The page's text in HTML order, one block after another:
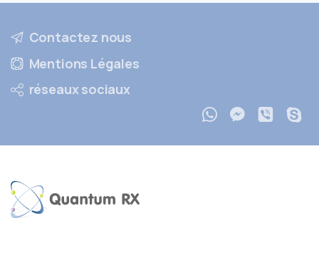
Contactez nous
Mentions Légales
réseaux sociaux